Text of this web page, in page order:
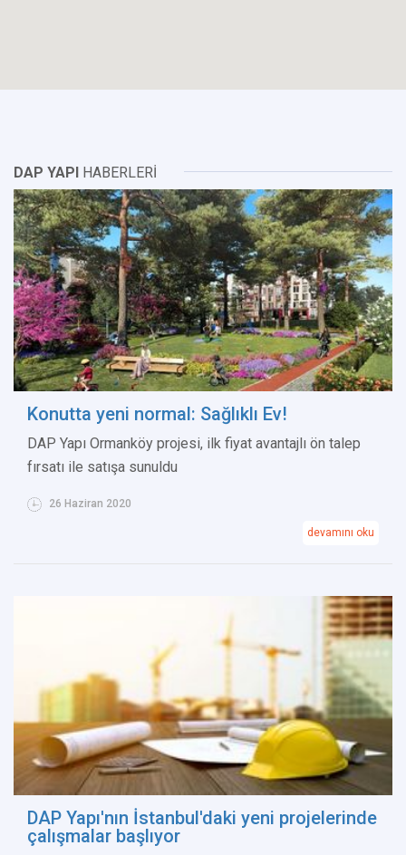
DAP YAPI HABERLERİ
Konutta yeni normal: Sağlıklı Ev!
DAP Yapı Ormanköy projesi, ilk fiyat avantajlı ön talep
fırsatı ile satışa sunuldu
26 Haziran 2020
devamını oku
DAP Yapı'nın İstanbul'daki yeni projelerinde
çalışmalar başlıyor